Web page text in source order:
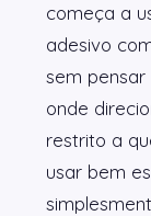
começa a
adesivo
sem
onde
restrito a
usar bem